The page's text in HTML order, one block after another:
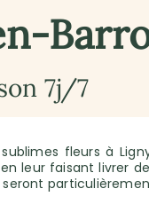
7j/7
fleurs à
faisant livrer